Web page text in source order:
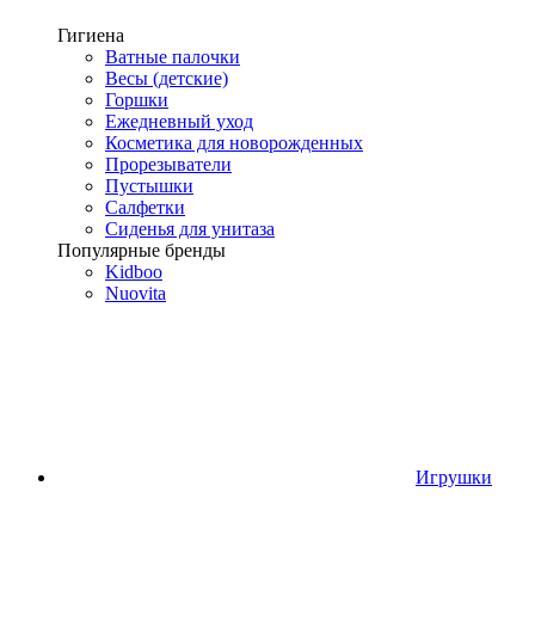
Гигиена
Ватные палочки
Весы (детские)
Горшки
Ежедневный уход
Косметика для новорожденных
Прорезыватели
Пустышки
Салфетки
Сиденья для унитаза
Популярные бренды
Kidboo
Nuovita
Игрушки